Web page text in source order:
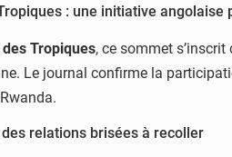
: une initiative angolaise
Tropiques, ce sommet
Le journal confirme la
relations brisées à recoller